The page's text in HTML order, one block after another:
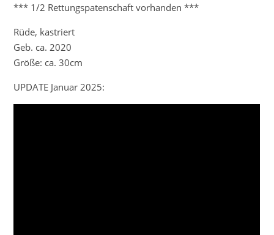
*** 1/2 Rettungspatenschaft vorhanden ***
Rüde, kastriert
Geb. ca. 2020
Größe: ca. 30cm
UPDATE Januar 2025: